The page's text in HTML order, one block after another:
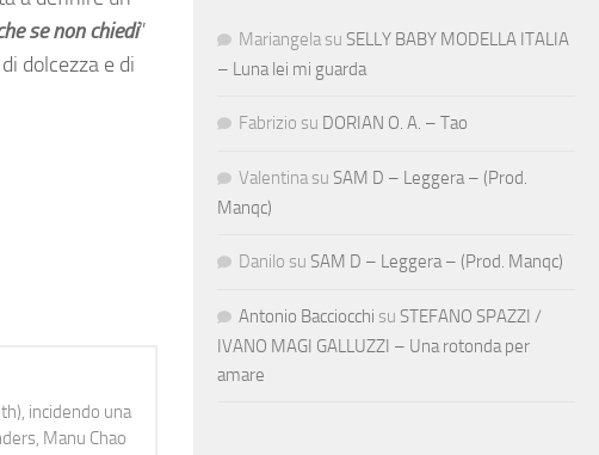
se non chiedi”
dolcezza e di
incidendo una
Manu Chao
Mariangela su SELLY BABY MODELLA ITALIA
– Luna lei mi guarda
Fabrizio su DORIAN O. A. – Tao
Valentina su SAM D – Leggera – (Prod.
Manqc)
Danilo su SAM D – Leggera – (Prod. Manqc)
Antonio Bacciocchi su STEFANO SPAZZI /
IVANO MAGI GALLUZZI – Una rotonda per
amare